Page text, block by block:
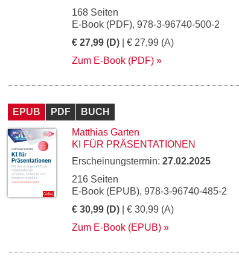
168 Seiten
E-Book (PDF), 978-3-96740-500-2
€ 27,99 (D) | € 27,99 (A)
Zum E-Book (PDF)
EPUB PDF
BUCH
Matthias Garten
KI FÜR PRÄSENTATIONEN
Erscheinungstermin: 27.02.2025
216 Seiten
E-Book (EPUB), 978-3-96740-485-2
€ 30,99 (D) | € 30,99 (A)
Zum E-Book (EPUB)